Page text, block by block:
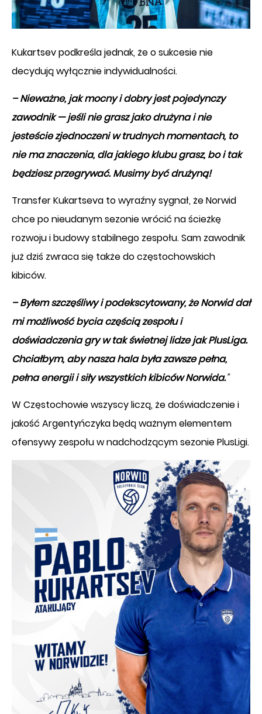
Kukartsev podkreśla jednak, że o sukcesie nie
decydują wyłącznie indywidualności.
– Nieważne, jak mocny i dobry jest pojedynczy
zawodnik — jeśli nie grasz jako drużyna i nie
jesteście zjednoczeni w trudnych momentach, to
nie ma znaczenia, dla jakiego klubu grasz, bo i tak
będziesz przegrywać. Musimy być drużyną!
Transfer Kukartseva to wyraźny sygnał, że Norwid
chce po nieudanym sezonie wrócić na ścieżkę
rozwoju i budowy stabilnego zespołu. Sam zawodnik
już dziś zwraca się także do częstochowskich
kibiców.
– Byłem szczęśliwy i podekscytowany, że Norwid dał
mi możliwość bycia częścią zespołu i
doświadczenia gry w tak świetnej lidze jak PlusLiga.
Chciałbym, aby nasza hala była zawsze pełna,
pełna energii i siły wszystkich kibiców Norwida.”
W Częstochowie wszyscy liczą, że doświadczenie i
jakość Argentyńczyka będą ważnym elementem
ofensywy zespołu w nadchodzącym sezonie PlusLigi.